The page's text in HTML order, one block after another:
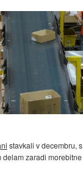
stavkali v decembru, s
zaradi morebitne